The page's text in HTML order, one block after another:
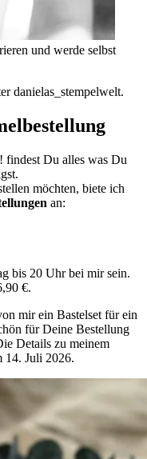
und werde selbst
danielas_stempelwelt.
findest Du alles was Du
möchten, biete ich
an:
bis 20 Uhr bei mir sein.
€.
mir ein Bastelset für ein
für Deine Bestellung
Details zu meinem
14. Juli 2026.